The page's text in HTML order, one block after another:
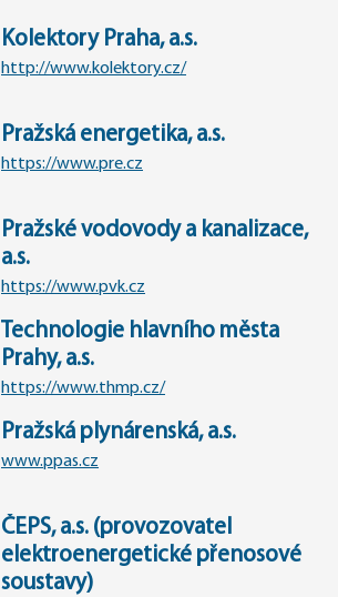
Kolektory Praha, a.s.
http://www.kolektory.cz/
Pražská energetika, a.s.
https://www.pre.cz
Pražské vodovody a kanalizace,
a.s.
https://www.pvk.cz
Technologie hlavního města
Prahy, a.s.
https://www.thmp.cz/
Pražská plynárenská, a.s.
www.ppas.cz
ČEPS, a.s. (provozovatel
elektroenergetické přenosové
soustavy)